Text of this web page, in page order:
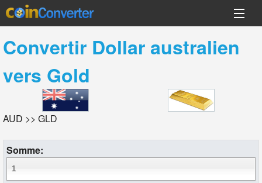
Convertir Dollar australien
vers Gold
AUD >> GLD
Somme: